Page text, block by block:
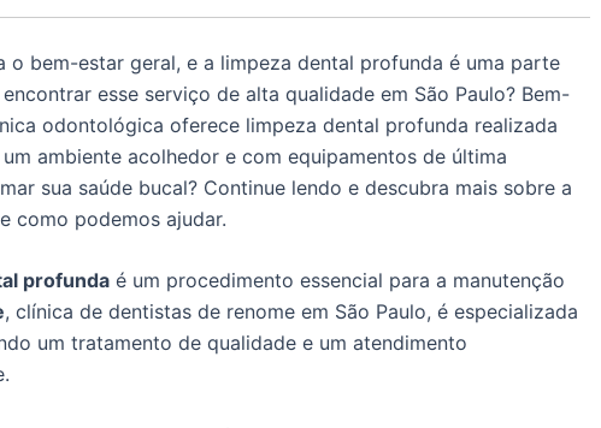
o bem-estar geral, e a limpeza dental profunda é uma parte
esse serviço de alta qualidade em São Paulo? Bem-
odontológica oferece limpeza dental profunda realizada
ambiente acolhedor e com equipamentos de última
sua saúde bucal? Continue lendo e descubra mais sobre a
como podemos ajudar.
profunda é um procedimento essencial para a manutenção
, clínica de dentistas de renome em São Paulo, é especializada
um tratamento de qualidade e um atendimento